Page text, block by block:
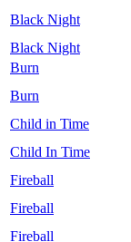
Black Night
Black Night
Burn
Burn
Child in Time
Child In Time
Fireball
Fireball
Fireball